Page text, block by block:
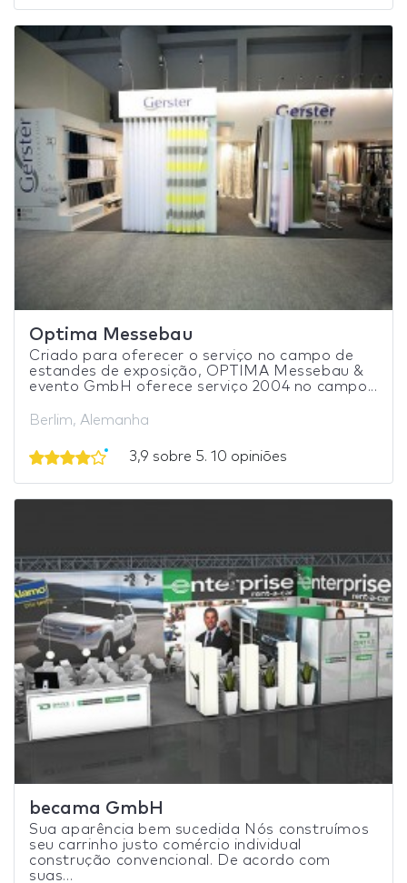
Optima Messebau
Criado para oferecer o serviço no campo de
estandes de exposição, OPTIMA Messebau &
evento GmbH oferece serviço 2004 no campo...
Berlim, Alemanha
3,9 sobre 5. 10 opiniões
becama GmbH
Sua aparência bem sucedida Nós construímos
seu carrinho justo comércio individual
construção convencional. De acordo com
suas...